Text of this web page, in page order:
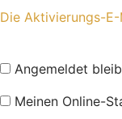
Die Aktivierungs-
Angemeldet
Meinen Online-